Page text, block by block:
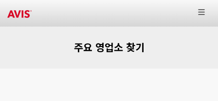
주요 영업소 찾기